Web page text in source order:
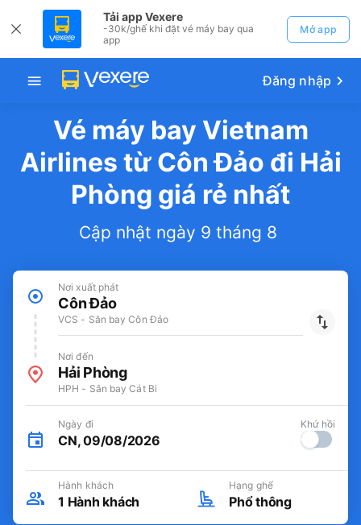
Tải app Vexere
-30k/ghế khi đặt vé máy bay qua
app
Mở app
Đăng nhập
Vé máy bay Vietnam
Airlines từ Côn Đảo đi Hải
Phòng giá rẻ nhất
Cập nhật ngày 9 tháng 8
Nơi xuất phát
Côn Đảo
VCS - Sân bay Côn Đảo
Nơi đến
Hải Phòng
HPH - Sân bay Cát Bi
Ngày đi
CN, 09/08/2026
Khứ hồi
Hành khách
1 Hành khách
Hạng ghế
Phổ thông